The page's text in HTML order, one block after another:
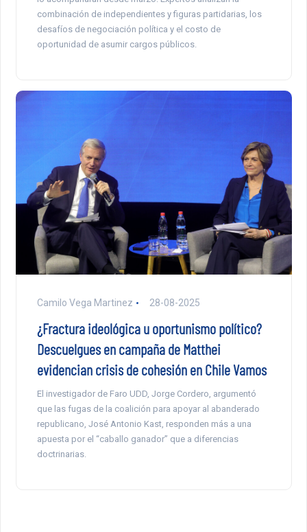
combinación de independientes y figuras partidarias, los
desafíos de negociación política y el costo de
oportunidad de asumir cargos públicos.
Camilo Vega Martinez 28-08-2025
¿Fractura ideológica u oportunismo político?
Descuelgues en campaña de Matthei
evidencian crisis de cohesión en Chile Vamos
El investigador de Faro UDD, Jorge Cordero, argumentó
que las fugas de la coalición para apoyar al abanderado
republicano, José Antonio Kast, responden más a una
apuesta por el “caballo ganador” que a diferencias
doctrinarias.